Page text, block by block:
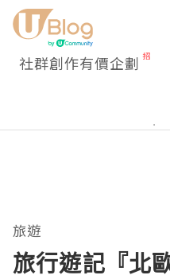
社群創作有價企劃
旅遊
旅行遊記『北